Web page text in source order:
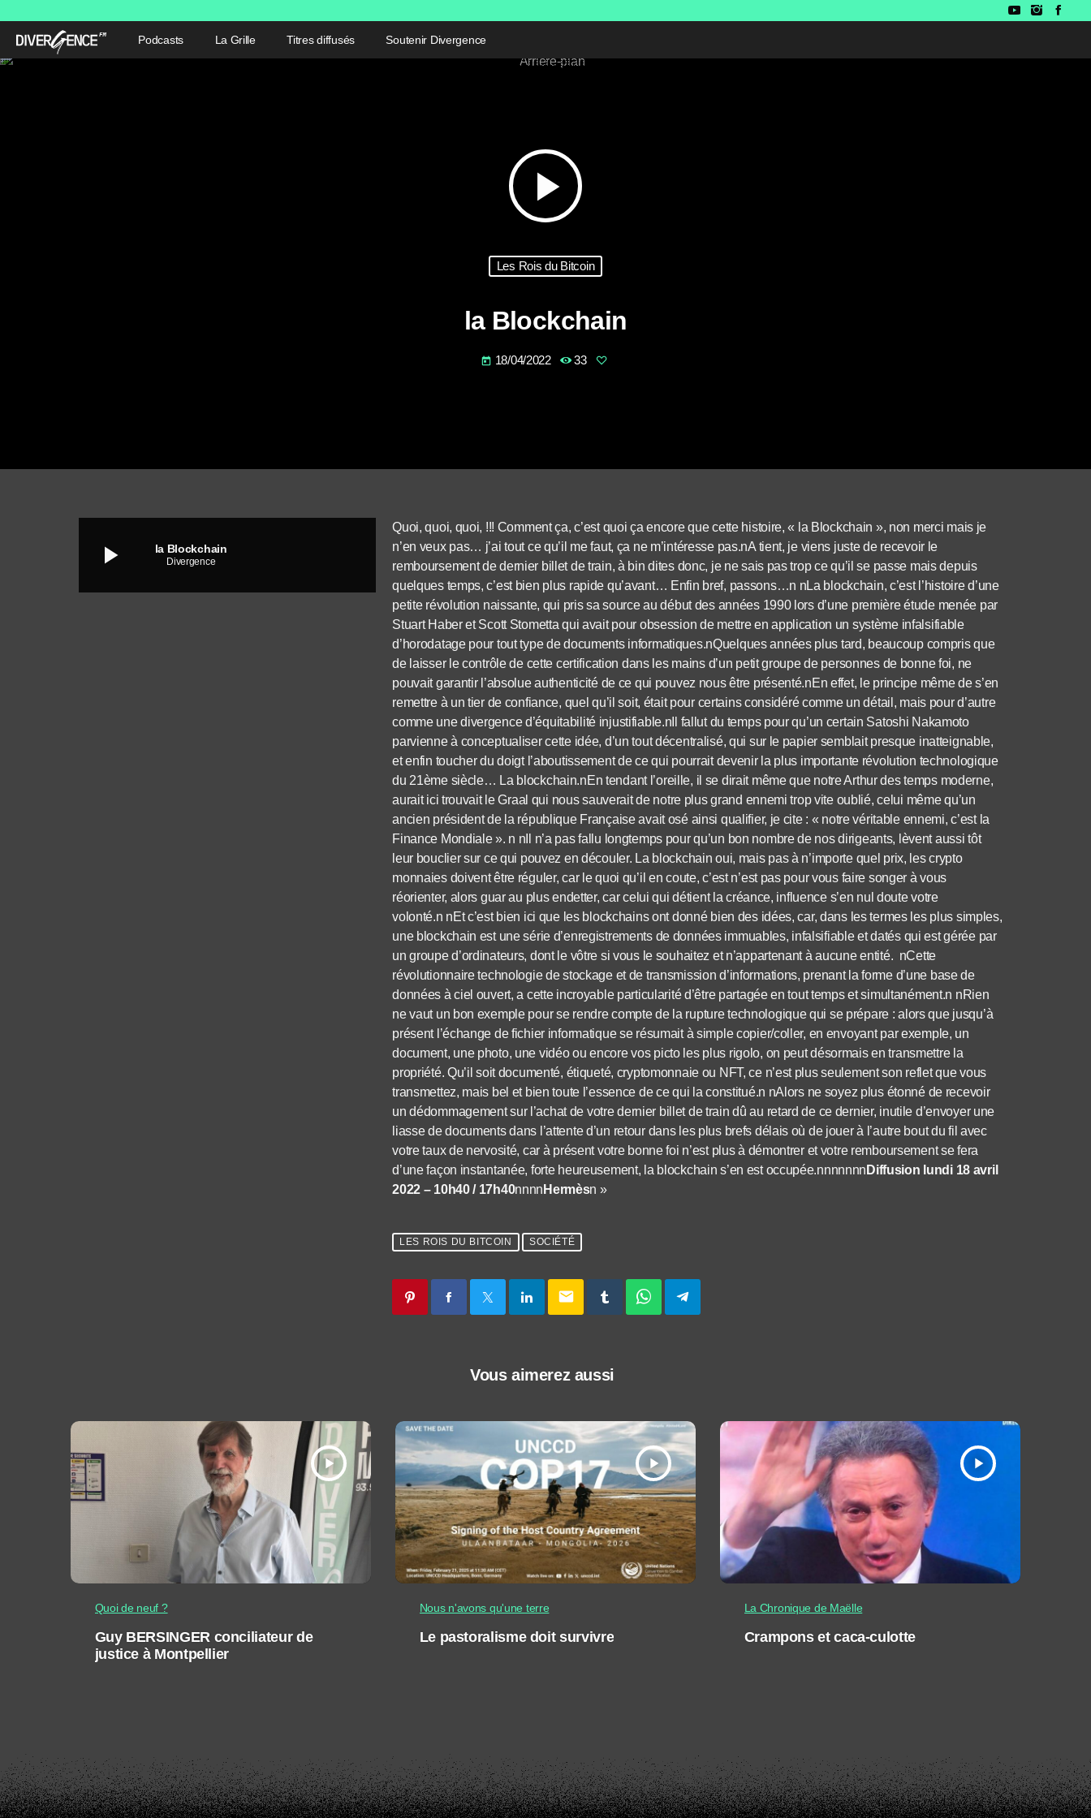
Podcasts La Grille Titres diffusés Soutenir Divergence
play_arrow
Les Rois du Bitcoin
la Blockchain
today 18/04/2022 33
play_arrow la Blockchain
Divergence
Quoi, quoi, quoi, !!! Comment ça, c’est quoi ça encore que cette histoire, « la Blockchain », non merci mais je
n’en veux pas… j’ai tout ce qu’il me faut, ça ne m’intéresse pas.nA tient, je viens juste de recevoir le
remboursement de dernier billet de train, à bin dites donc, je ne sais pas trop ce qu’il se passe mais depuis
quelques temps, c’est bien plus rapide qu’avant… Enfin bref, passons…n nLa blockchain, c’est l’histoire d’une
petite révolution naissante, qui pris sa source au début des années 1990 lors d’une première étude menée par
Stuart Haber et Scott Stometta qui avait pour obsession de mettre en application un système infalsifiable
d’horodatage pour tout type de documents informatiques.nQuelques années plus tard, beaucoup compris que
de laisser le contrôle de cette certification dans les mains d’un petit groupe de personnes de bonne foi, ne
pouvait garantir l’absolue authenticité de ce qui pouvez nous être présenté.nEn effet, le principe même de s’en
remettre à un tier de confiance, quel qu’il soit, était pour certains considéré comme un détail, mais pour d’autre
comme une divergence d’équitabilité injustifiable.nIl fallut du temps pour qu’un certain Satoshi Nakamoto
parvienne à conceptualiser cette idée, d’un tout décentralisé, qui sur le papier semblait presque inatteignable,
et enfin toucher du doigt l’aboutissement de ce qui pourrait devenir la plus importante révolution technologique
du 21ème siècle… La blockchain.nEn tendant l’oreille, il se dirait même que notre Arthur des temps moderne,
aurait ici trouvait le Graal qui nous sauverait de notre plus grand ennemi trop vite oublié, celui même qu’un
ancien président de la république Française avait osé ainsi qualifier, je cite : « notre véritable ennemi, c’est la
Finance Mondiale ». n nIl n’a pas fallu longtemps pour qu’un bon nombre de nos dirigeants, lèvent aussi tôt
leur bouclier sur ce qui pouvez en découler. La blockchain oui, mais pas à n’importe quel prix, les crypto
monnaies doivent être réguler, car le quoi qu’il en coute, c’est n’est pas pour vous faire songer à vous
réorienter, alors guar au plus endetter, car celui qui détient la créance, influence s’en nul doute votre
volonté.n nEt c’est bien ici que les blockchains ont donné bien des idées, car, dans les termes les plus simples,
une blockchain est une série d’enregistrements de données immuables, infalsifiable et datés qui est gérée par
un groupe d’ordinateurs, dont le vôtre si vous le souhaitez et n’appartenant à aucune entité. nCette
révolutionnaire technologie de stockage et de transmission d’informations, prenant la forme d’une base de
données à ciel ouvert, a cette incroyable particularité d’être partagée en tout temps et simultanément.n nRien
ne vaut un bon exemple pour se rendre compte de la rupture technologique qui se prépare : alors que jusqu’à
présent l’échange de fichier informatique se résumait à simple copier/coller, en envoyant par exemple, un
document, une photo, une vidéo ou encore vos picto les plus rigolo, on peut désormais en transmettre la
propriété. Qu’il soit documenté, étiqueté, cryptomonnaie ou NFT, ce n’est plus seulement son reflet que vous
transmettez, mais bel et bien toute l’essence de ce qui la constitué.n nAlors ne soyez plus étonné de recevoir
un dédommagement sur l’achat de votre dernier billet de train dû au retard de ce dernier, inutile d’envoyer une
liasse de documents dans l’attente d’un retour dans les plus brefs délais où de jouer à l’autre bout du fil avec
votre taux de nervosité, car à présent votre bonne foi n’est plus à démontrer et votre remboursement se fera
d’une façon instantanée, forte heureusement, la blockchain s’en est occupée.nnnnnnn Diffusion lundi 18 avril
2022 – 10h40 / 17h40nnnn Hermèsn »
LES ROIS DU BITCOIN SOCIÉTÉ
email
Vous aimerez aussi
play_arrow
Quoi de neuf ?
Guy BERSINGER conciliateur de
justice à Montpellier
play_arrow
Nous n'avons qu'une terre
Le pastoralisme doit survivre
play_arrow
La Chronique de Maëlle
Crampons et caca-culotte